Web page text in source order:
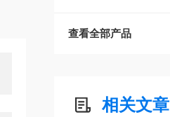
查看全部产品
相关文章